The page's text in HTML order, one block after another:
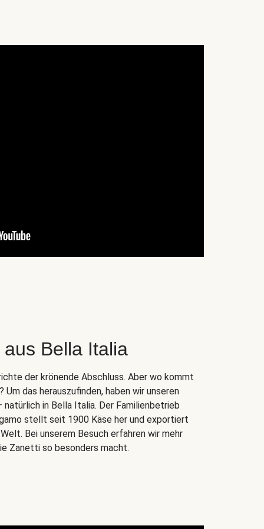
Bella Italia
der krönende Abschluss. Aber wo kommt
das herauszufinden, haben wir unseren
in Bella Italia. Der Familienbetrieb
stellt seit 1900 Käse her und exportiert
Bei unserem Besuch erfahren wir mehr
Zanetti so besonders macht.